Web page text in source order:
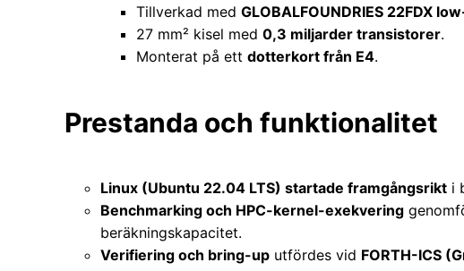
Tillverkad med GLOBALFOUNDRIES 22FDX
27 mm² kisel med 0,3 miljarder transistorer.
Monterat på ett dotterkort från E4.
Prestanda och funktionalitet
Linux (Ubuntu 22.04 LTS) startade framgångsrikt i
Benchmarking och HPC-kernel-exekvering
beräkningskapacitet.
Verifiering och bring-up utfördes vid FORTH-ICS